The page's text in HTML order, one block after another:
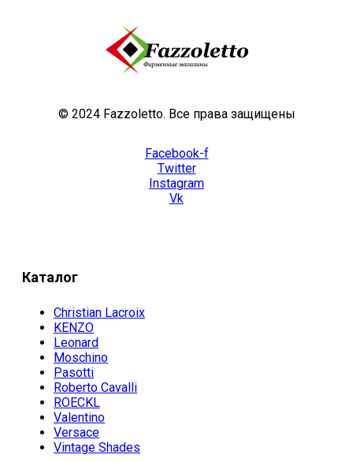
© 2024 Fazzoletto. Все права защищены
Facebook-f
Twitter
Instagram
Vk
Каталог
Christian Lacroix
KENZO
Leonard
Moschino
Pasotti
Roberto Cavalli
ROECKL
Valentino
Versace
Vintage Shades